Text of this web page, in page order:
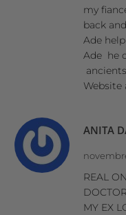
my
back
Ade
Ade he
Website
ANITA
REAL
MY EX